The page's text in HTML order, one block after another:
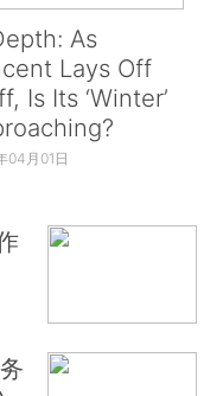
As
Lays Off
Is Its ‘Winter’
04月01日